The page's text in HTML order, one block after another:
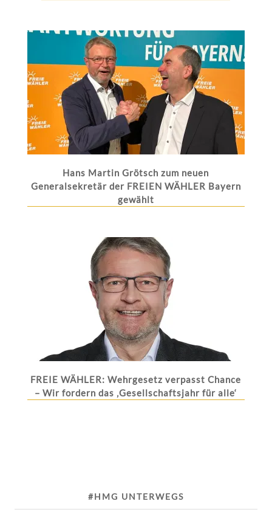
Hans Martin Grötsch zum neuen
Generalsekretär der FREIEN WÄHLER Bayern
gewählt
FREIE WÄHLER: Wehrgesetz verpasst Chance
– Wir fordern das ‚Gesellschaftsjahr für alle‘
#HMG UNTERWEGS